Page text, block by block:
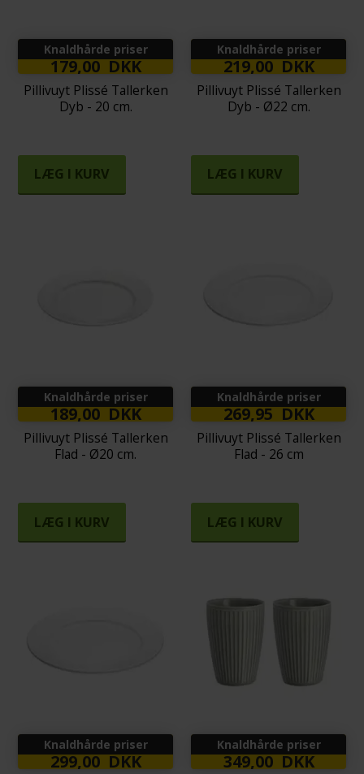
Knaldhårde priser
179,00 DKK
Pillivuyt Plissé Tallerken
Dyb - 20 cm.
LÆG I KURV
Knaldhårde priser
219,00 DKK
Pillivuyt Plissé Tallerken
Dyb - Ø22 cm.
LÆG I KURV
Knaldhårde priser
189,00 DKK
Pillivuyt Plissé Tallerken
Flad - Ø20 cm.
LÆG I KURV
Knaldhårde priser
269,95 DKK
Pillivuyt Plissé Tallerken
Flad - 26 cm
LÆG I KURV
Knaldhårde priser
299,00 DKK
Knaldhårde priser
349,00 DKK